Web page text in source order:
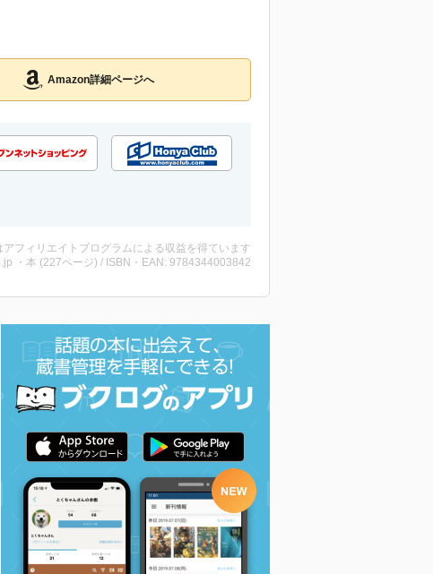
Amazon詳細ページへ
アフィリエイトプログラムによる収益を得ています
・本 (227ページ) / ISBN・EAN: 9784344003842